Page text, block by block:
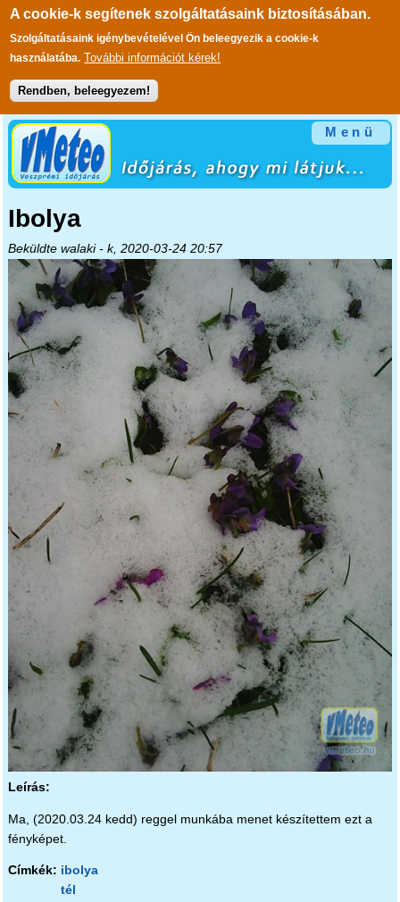
A cookie-k segítenek szolgáltatásaink biztosításában.
Szolgáltatásaink igénybevételével Ön beleegyezik a cookie-k
használatába. További információt kérek!
Rendben, beleegyezem!
Ugrás a tartalomra
Menü
Ibolya
Beküldte walaki- k, 2020-03-24 20:57
Leírás:
Ma, (2020.03.24 kedd) reggel munkába menet készítettem ezt a
fényképet.
Címkék: ibolya
tél